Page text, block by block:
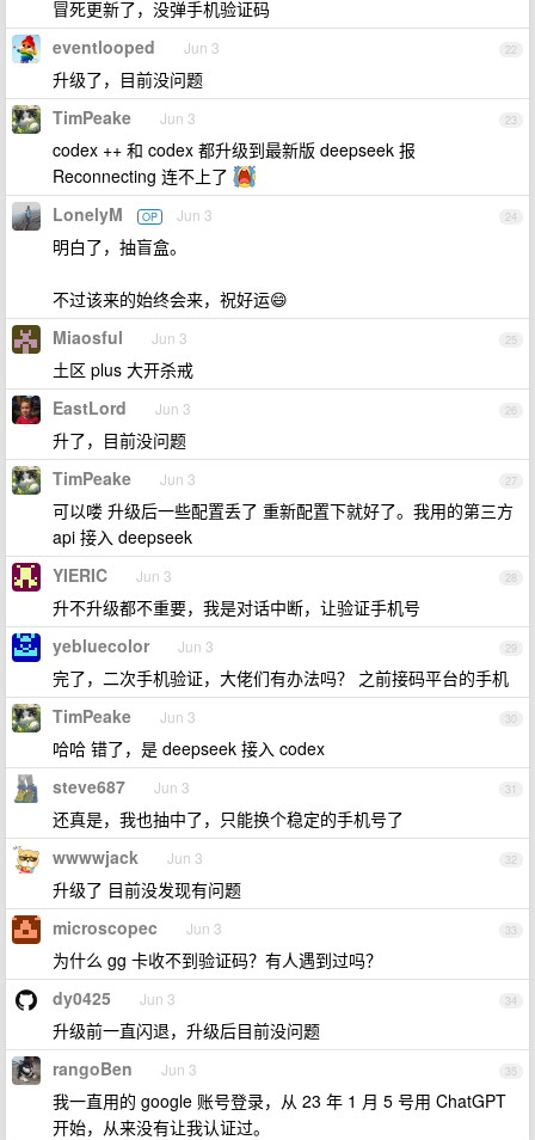
冒死更新了，没弹手机验证码
22
eventlooped Jun 3
升级了，目前没问题
23
TimPeake Jun 3
codex ++ 和 codex 都升级到最新版 deepseek 报
Reconnecting 连不上了
24
LonelyM OP Jun 3
明白了，抽盲盒。
不过该来的始终会来，祝好运😄
25
Miaosful Jun 3
土区 plus 大开杀戒
26
EastLord Jun 3
升了，目前没问题
27
TimPeake Jun 3
可以喽 升级后一些配置丢了 重新配置下就好了。我用的第三方
api 接入 deepseek
28
YIERIC Jun 3
升不升级都不重要，我是对话中断，让验证手机号
29
yebluecolor Jun 3
完了，二次手机验证，大佬们有办法吗？ 之前接码平台的手机
30
TimPeake Jun 3
哈哈 错了，是 deepseek 接入 codex
31
steve687 Jun 3
还真是，我也抽中了，只能换个稳定的手机号了
32
wwwwjack Jun 3
升级了 目前没发现有问题
33
microscopec Jun 3
为什么 gg 卡收不到验证码？有人遇到过吗？
34
dy0425 Jun 3
升级前一直闪退，升级后目前没问题
35
rangoBen Jun 3
我一直用的 google 账号登录，从 23 年 1 月 5 号用 ChatGPT
开始，从来没有让我认证过。